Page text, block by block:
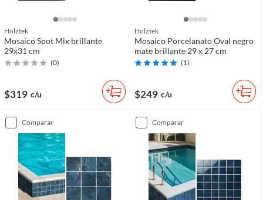
Holztek
Mosaico Spot Mix brillante
29x31 cm
(0)
$319 c/u
Holztek
Mosaico Porcelanato Oval negro
mate brillante 29 x 27 cm
(1)
$249 c/u
comparar comparar